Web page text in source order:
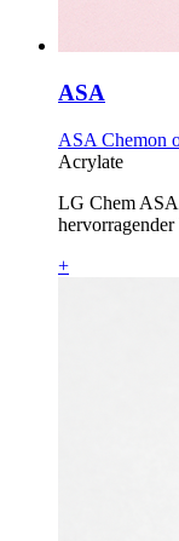
ASA
ASA Chemon
Acrylate
LG Chem
+